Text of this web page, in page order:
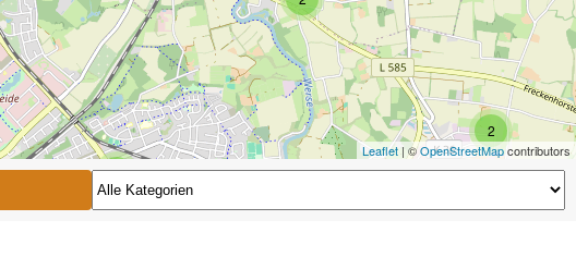
2
2
Leaflet| ©OpenStreetMapcontributors